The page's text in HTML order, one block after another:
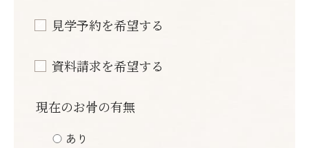
見学予約を希望する
資料請求を希望する
現在のお骨の有無
あり